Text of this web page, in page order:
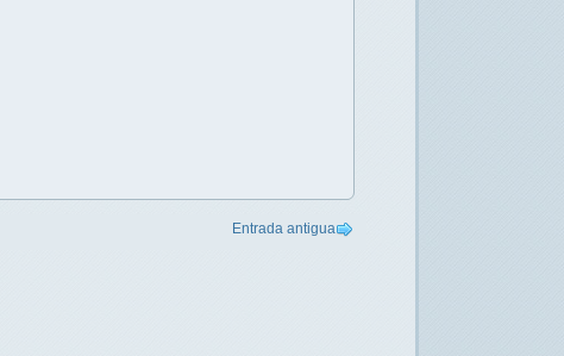
Entrada antigua